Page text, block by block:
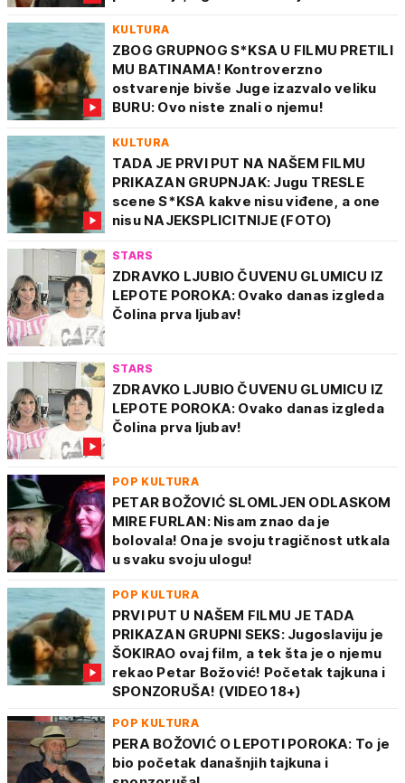
KULTURA
ZBOG GRUPNOG S*KSA U FILMU PRETILI
MU BATINAMA! Kontroverzno
ostvarenje bivše Juge izazvalo veliku
BURU: Ovo niste znali o njemu!
KULTURA
TADA JE PRVI PUT NA NAŠEM FILMU
PRIKAZAN GRUPNJAK: Jugu TRESLE
scene S*KSA kakve nisu viđene, a one
nisu NAJEKSPLICITNIJE (FOTO)
STARS
ZDRAVKO LJUBIO ČUVENU GLUMICU IZ
LEPOTE POROKA: Ovako danas izgleda
Čolina prva ljubav!
STARS
ZDRAVKO LJUBIO ČUVENU GLUMICU IZ
LEPOTE POROKA: Ovako danas izgleda
Čolina prva ljubav!
POP KULTURA
PETAR BOŽOVIĆ SLOMLJEN ODLASKOM
MIRE FURLAN: Nisam znao da je
bolovala! Ona je svoju tragičnost utkala
u svaku svoju ulogu!
POP KULTURA
PRVI PUT U NAŠEM FILMU JE TADA
PRIKAZAN GRUPNI SEKS: Jugoslaviju je
ŠOKIRAO ovaj film, a tek šta je o njemu
rekao Petar Božović! Početak tajkuna i
SPONZORUŠA! (VIDEO 18+)
POP KULTURA
PERA BOŽOVIĆ O LEPOTI POROKA: To je
bio početak današnjih tajkuna i